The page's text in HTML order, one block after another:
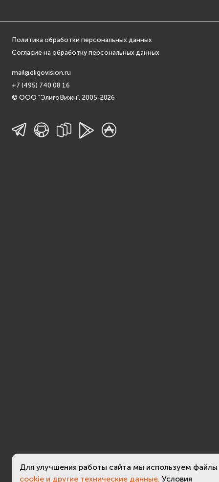
Политика обработки персональных данных
Согласие на обработку персональных данных
mail@eligovision.ru
+7 (495) 740 08 16
© ООО "ЭлигоВижн", 2005-2026
Для улучшения работы сайта мы используем файлы
cookie и другие технические данные. Условия